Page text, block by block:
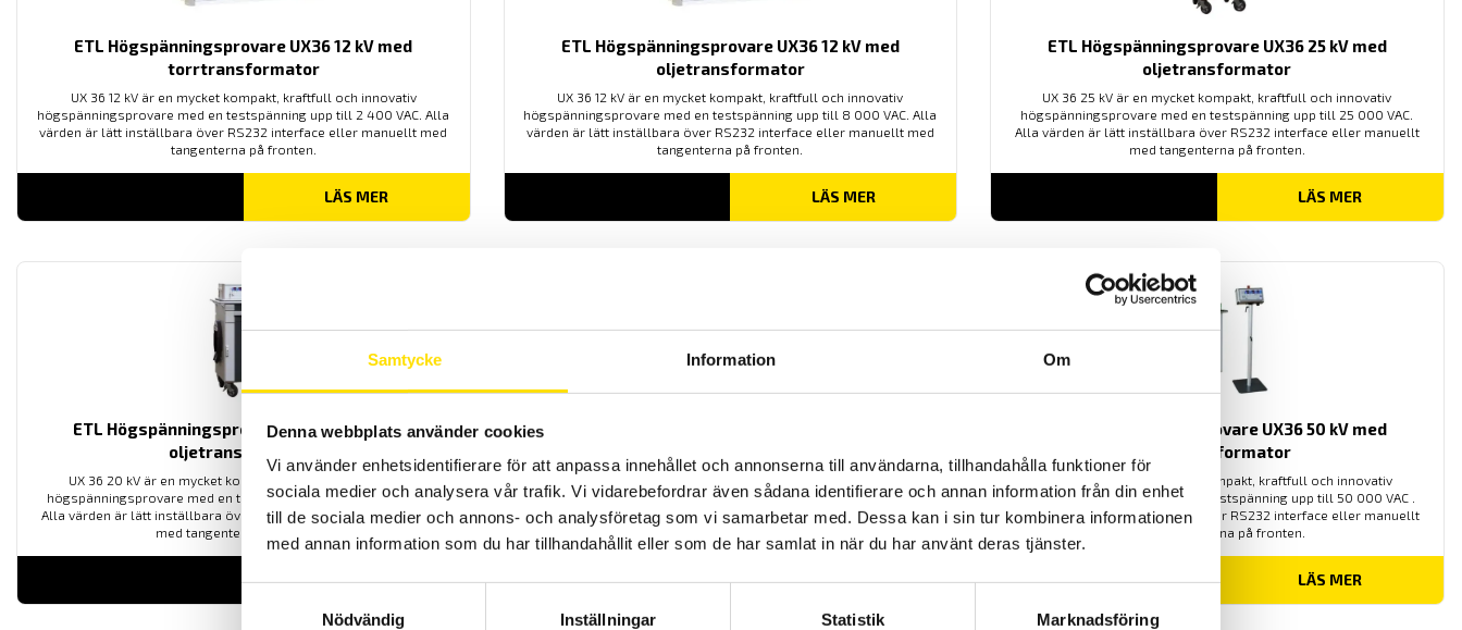
Samtycke Information Om
Denna webbplats använder cookies
Vi använder enhetsidentifierare för att anpassa innehållet och annonserna till användarna, tillhandahålla funktioner för
sociala medier och analysera vår trafik. Vi vidarebefordrar även sådana identifierare och annan information från din enhet
till de sociala medier och annons- och analysföretag som vi samarbetar med. Dessa kan i sin tur kombinera informationen
med annan information som du har tillhandahållit eller som de har samlat in när du har använt deras tjänster.
Nödvändig
Inställningar Statistik Marknadsföring
ETL Högspänningsprovare UX36 12 kV med
torrtransformator
UX 36 12 kV är en mycket kompakt, kraftfull och innovativ
högspänningsprovare med en testspänning upp till 2 400 VAC. Alla
värden är lätt inställbara över RS232 interface eller manuellt med
tangenterna på fronten.
LÄS MER
ETL Högspänningsprovare UX36 12 kV med
oljetransformator
UX 36 12 kV är en mycket kompakt, kraftfull och innovativ
högspänningsprovare med en testspänning upp till 8 000 VAC. Alla
värden är lätt inställbara över RS232 interface eller manuellt med
tangenterna på fronten.
LÄS MER
ETL Högspänningsprovare UX36 25 kV med
oljetransformator
UX 36 25 kV är en mycket kompakt, kraftfull och innovativ
högspänningsprovare med en testspänning upp till 25 000 VAC.
Alla värden är lätt inställbara över RS232 interface eller manuellt
med tangenterna på fronten.
LÄS MER
ETL Högspänningsprovare UX36 20 kV med
oljetransformator
UX 36 20 kV är en mycket kompakt, kraftfull och innovativ
högspänningsprovare med en testspänning upp till 20 000 VAC.
Alla värden är lätt inställbara över RS232 interface eller manuellt
med tangenterna på fronten.
LÄS MER
oljetransformator
UX 36 100 kV är en mycket kompakt, kraftfull och innovativ
högspänningsprovare med en testspänning upp till 100 000 VAC.
Alla värden är lätt inställbara över RS232 interface eller manuellt
med tangenterna på fronten.
LÄS MER
ETL Högspänningsprovare UX36 50 kV med
oljetransformator
UX 36 50 kV är en mycket kompakt, kraftfull och innovativ
högspänningsprovare med en testspänning upp till 50 000 VAC .
Alla värden är lätt inställbara över RS232 interface eller manuellt
med tangenterna på fronten.
LÄS MER